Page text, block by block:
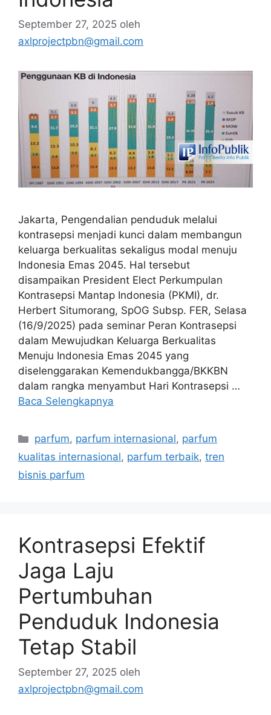
September 27, 2025 oleh
axlprojectpbn@gmail.com
Jakarta, Pengendalian penduduk melalui
kontrasepsi menjadi kunci dalam membangun
keluarga berkualitas sekaligus modal menuju
Indonesia Emas 2045. Hal tersebut
disampaikan President Elect Perkumpulan
Kontrasepsi Mantap Indonesia (PKMI), dr.
Herbert Situmorang, SpOG Subsp. FER, Selasa
(16/9/2025) pada seminar Peran Kontrasepsi
dalam Mewujudkan Keluarga Berkualitas
Menuju Indonesia Emas 2045 yang
diselenggarakan Kemendukbangga/BKKBN
dalam rangka menyambut Hari Kontrasepsi …
Baca Selengkapnya
Kategori
parfum, parfum internasional, parfum
kualitas internasional, parfum terbaik, tren
bisnis parfum
Kontrasepsi Efektif
Jaga Laju
Pertumbuhan
Penduduk Indonesia
Tetap Stabil
September 27, 2025 oleh
axlprojectpbn@gmail.com